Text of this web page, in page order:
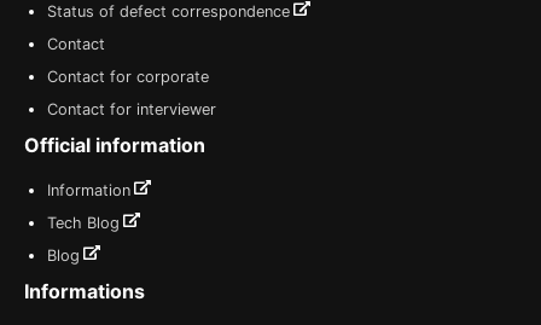
Status of defect correspondence
Contact
Contact for corporate
Contact for interviewer
Official information
Information
Tech Blog
Blog
Informations